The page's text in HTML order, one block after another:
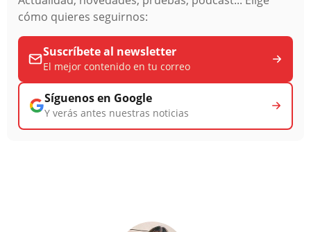
cómo quieres seguirnos:
Suscríbete al newsletter
El mejor contenido en tu correo
Síguenos en Google
Y verás antes nuestras noticias